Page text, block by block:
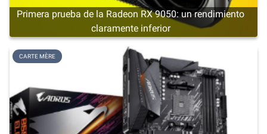
Primera prueba de la Radeon RX 9050: un rendimiento
claramente inferior
CARTE MÈRE